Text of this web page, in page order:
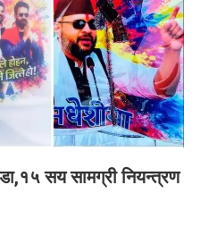
सय सामग्री नियन्त्रण